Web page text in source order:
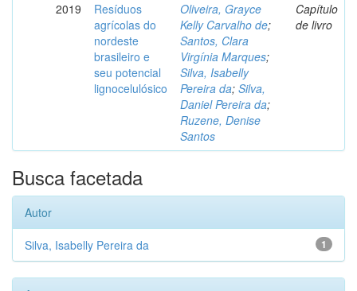
2019
Resíduos
agrícolas do
nordeste
brasileiro e
seu potencial
lignocelulósico
Oliveira, Grayce
Kelly Carvalho de;
Santos, Clara
Virgínia Marques;
Silva, Isabelly
Pereira da; Silva,
Daniel Pereira da;
Ruzene, Denise
Santos
Capítulo
de livro
Busca facetada
Autor
1
Silva, Isabelly Pereira da